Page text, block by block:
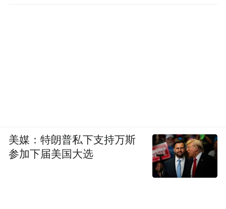
美媒：特朗普私下支持万斯
参加下届美国大选